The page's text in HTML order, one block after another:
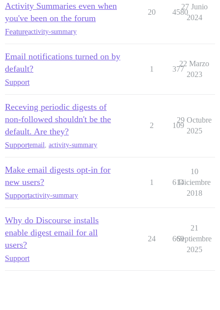
Activity Summaries even when
you've been on the forum
Featureactivity-summary
20 4580
27 Junio
2024
Email notifications turned on by
default?
Support
1 377
22 Marzo
2023
Receving periodic digests of
non-followed shouldn't be the
default. Are they?
Supportemail, activity-summary
2 109
29 Octubre
2025
Make email digests opt-in for
new users?
Supportactivity-summary
1 614
10
Diciembre
2018
Why do Discourse installs
enable digest email for all
users?
Support
24 669
21
Septiembre
2025